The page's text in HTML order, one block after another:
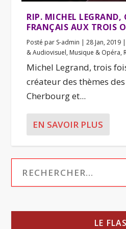
RIP. MICHEL LEGRAND,
FRANÇAIS AUX TROIS
Posté par S-admin |28 Jan, 2019
& Audiovisuel, Musique & Opéra,
Michel Legrand, trois
créateur des thèmes
Cherbourg et...
EN SAVOIR PLUS
LE